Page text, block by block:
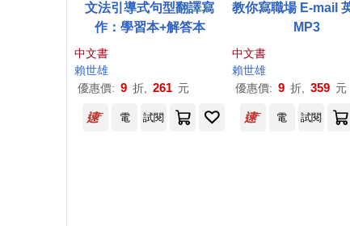
文法引導式句型翻譯寫
作：學習本+解答本
中文書
賴世雄
優惠價: 9 折, 261 元
教你寫職場 E-mail
MP3
中文書
賴世雄
優惠價: 9 折, 359 元
電 試閱 電 試閱